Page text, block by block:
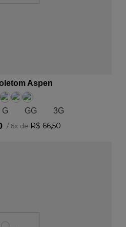
Aspen
G GG 3G
/6x de R$ 66,50